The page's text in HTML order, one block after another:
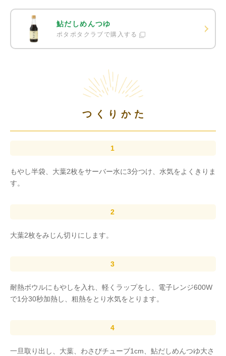
鮎だしめんつゆ
ポタポタクラブで購入する
つくりかた
もやし半袋、大葉2枚をサーバー水に3分つけ、水気をよくきりま
す。
大葉2枚をみじん切りにします。
耐熱ボウルにもやしを入れ、軽くラップをし、電子レンジ600W
で1分30秒加熱し、粗熱をとり水気をとります。
一旦取り出し、大葉、わさびチューブ1cm、鮎だしめんつゆ大さ